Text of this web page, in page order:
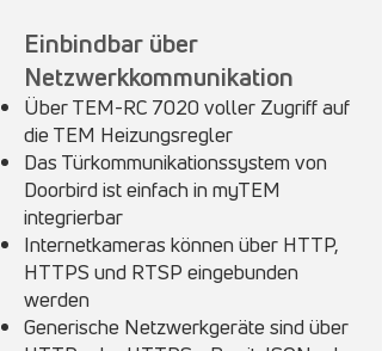
Einbindbar über
Netzwerkkommunikation
Über TEM-RC 7020 voller Zugriff auf
die TEM Heizungsregler
Das Türkommunikationssystem von
Doorbird ist einfach in myTEM
integrierbar
Internetkameras können über HTTP,
HTTPS und RTSP eingebunden
werden
Generische Netzwerkgeräte sind über